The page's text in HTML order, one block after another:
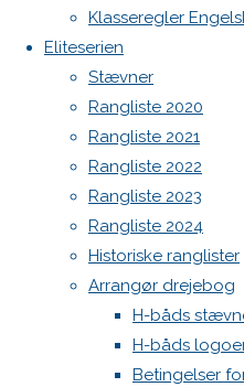
Klasseregler
Eliteserien
Stævner
Rangliste 2020
Rangliste 2021
Rangliste 2022
Rangliste 2023
Rangliste 2024
Historiske ranglister
Arrangør drejebog
H-båds
H-båds
Betingelser
image
Next
image
Skriv
et
svar
Botnia 1987
Indlægsfeed
Back
to
Top
Danske
ligaen
©Danske